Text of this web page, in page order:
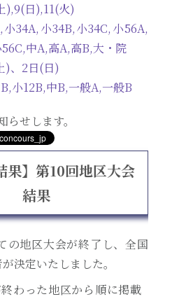
),9(日),11(火)
34A,小34B,小34C,小56A,
中A,高A,高B,大・院
)、2日(日)
小12B,中B,一般A,一般B
せします。
果】第10回地区大会
結果
の地区大会が終了し、全国
決定いたしました。
わった地区から順に掲載